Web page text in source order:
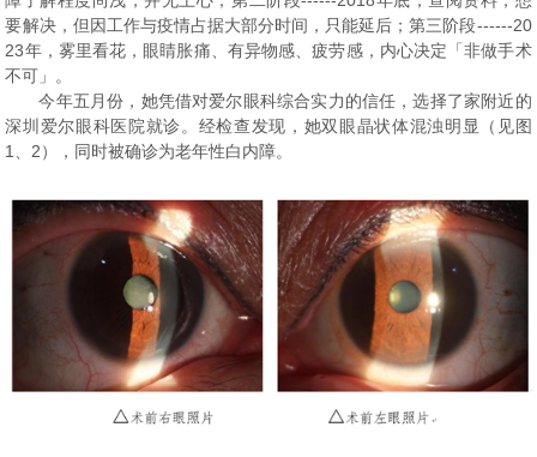
要解决，但因工作与疫情占据大部分时间，只能延后；第三阶段------20
23年，雾里看花，眼睛胀痛、有异物感、疲劳感，内心决定 「非做手术
不可 」 。
今年五月份，她凭借对爱尔眼科综合实力的信任，选择了家附近的
深圳爱尔眼科医院就诊。经检查发现，她双眼晶状体混浊明显（见图
1、2），同时被确诊为老年性白内障。